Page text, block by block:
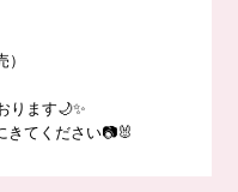
ります🌙✨
きてください📷🐰